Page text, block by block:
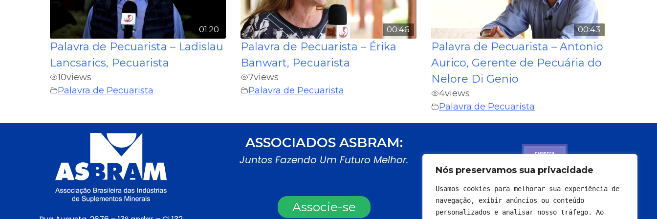
Nós preservamos sua privacidade
Usamos cookies para melhorar sua experiência de
navegação, exibir anúncios ou conteúdo
personalizados e analisar nosso tráfego. Ao
01:20
Palavra de Pecuarista – Ladislau
Lancsarics, Pecuarista
10views
Palavra de Pecuarista
00:46
Palavra de Pecuarista – Érika
Banwart, Pecuarista
7views
Palavra de Pecuarista
00:43
Palavra de Pecuarista – Antonio
Aurico, Gerente de Pecuária do
Nelore Di Genio
4views
Palavra de Pecuarista
ASSOCIADOS ASBRAM:
Juntos Fazendo Um Futuro Melhor.
Associe-se